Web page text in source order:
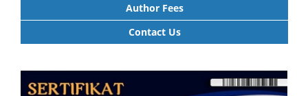
Author Fees
Contact Us